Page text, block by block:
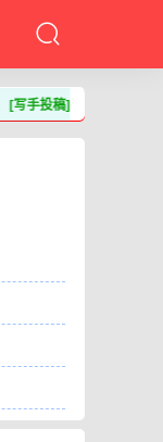
[写手投稿]